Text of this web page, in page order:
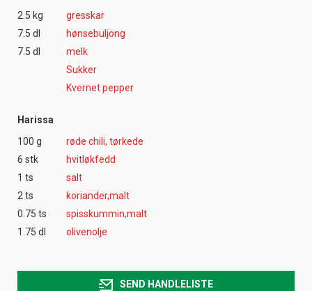
2.5 kg
gresskar
7.5 dl
hønsebuljong
7.5 dl
melk
Sukker
Kvernet pepper
Harissa
100 g
røde chili, tørkede
6 stk
hvitløkfedd
1 ts
salt
2 ts
koriander,malt
0.75 ts
spisskummin,malt
1.75 dl
olivenolje
SEND HANDLELISTE